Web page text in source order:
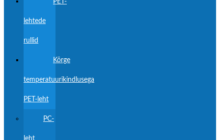
PET-
lehtede
rullid
Kõrge
temperatuurikindlusega
PET-leht
PC-
leht